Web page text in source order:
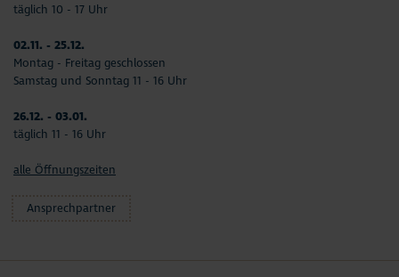
täglich 10 - 17 Uhr
02.11. - 25.12.
Montag - Freitag geschlossen
Samstag und Sonntag 11 - 16 Uhr
26.12. - 03.01.
täglich 11 - 16 Uhr
alle Öffnungszeiten
Ansprechpartner